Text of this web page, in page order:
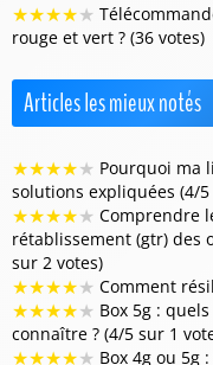
★★★★★
rouge et vert ? (36 votes)
Articles les mieux notés
★★★★★ Pourquoi ma
solutions expliquées (4/
★★★★★ Comprendre
rétablissement (gtr) des
sur 2 votes)
★★★★★ Comment
★★★★★ Box 5g :
connaître ? (4/5 sur 1
★★★★★ Box 4g ou 5g